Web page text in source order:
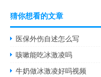
猜你想看的文章
医保外伤自述怎么写
咳嗽能吃冰激凌吗
牛奶做冰激凌好吗视频